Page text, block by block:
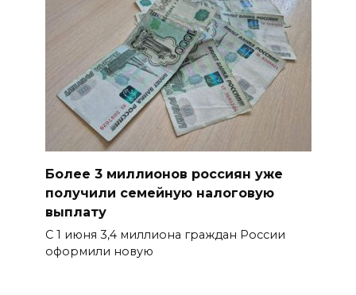
Более 3 миллионов россиян уже
получили семейную налоговую
выплату
С 1 июня 3,4 миллиона граждан России
оформили новую